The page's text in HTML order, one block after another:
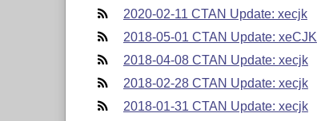
2020-02-11 CTAN Update: xecjk
2018-05-01 CTAN Update: xeCJK
2018-04-08 CTAN Update: xecjk
2018-02-28 CTAN Update: xecjk
2018-01-31 CTAN Update: xecjk